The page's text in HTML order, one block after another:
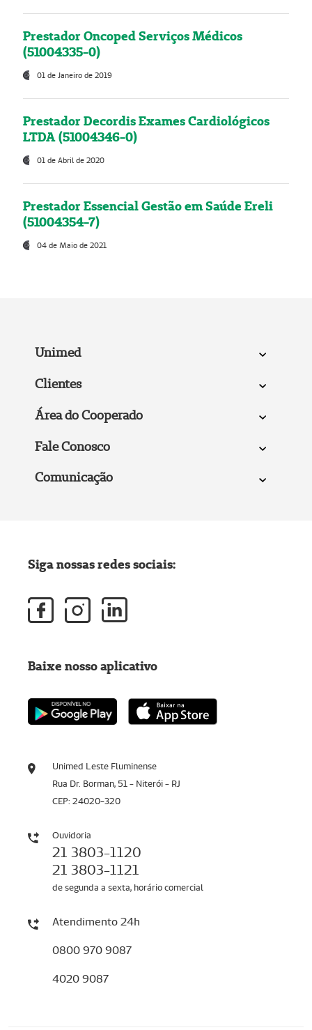
Prestador Oncoped Serviços Médicos
(51004335-0)
01 de Janeiro de 2019
Prestador Decordis Exames Cardiológicos
LTDA (51004346-0)
01 de Abril de 2020
Prestador Essencial Gestão em Saúde Ereli
(51004354-7)
04 de Maio de 2021
Unimed
Clientes
Área do Cooperado
Fale Conosco
Comunicação
Unimed Leste Fluminense
Rua Dr. Borman, 51 - Niterói - RJ
CEP: 24020-320
Ouvidoria
21 3803-1120
21 3803-1121
de segunda a sexta, horário comercial
Atendimento 24h
0800 970 9087
4020 9087
Siga nossas redes sociais:
Baixe nosso aplicativo